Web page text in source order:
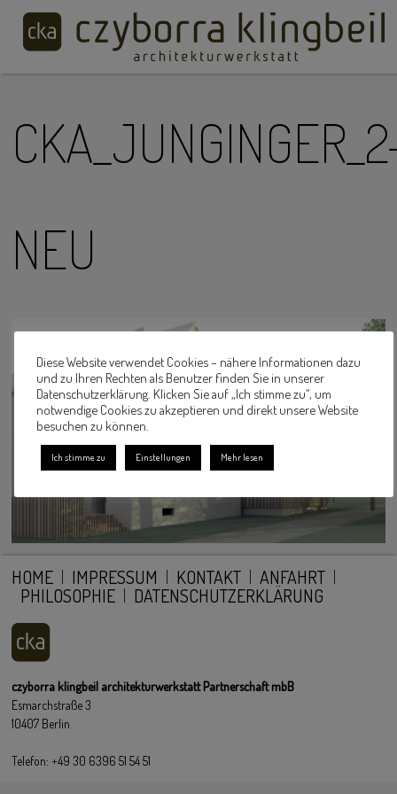
NEU
HOME IMPRESSUM KONTAKT
ANFAHRT
PHILOSOPHIE
DATENSCHUTZERKLÄRUNG
czyborra klingbeil architekturwerkstatt Partnerschaft mbB
Esmarchstraße 3
10407 Berlin
Telefon: +49 30 6396 51 54 51
Diese Website verwendet Cookies – nähere Informationen dazu
und zu Ihren Rechten als Benutzer finden Sie in unserer
Datenschutzerklärung. Klicken Sie auf „Ich stimme zu“, um
notwendige Cookies zu akzeptieren und direkt unsere Website
besuchen zu können.
Ich stimme zu Einstellungen Mehr lesen